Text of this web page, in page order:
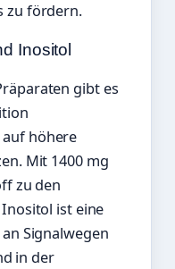
zu fördern.
Inositol
gibt es
höhere
Mit 1400 mg
zu den
ist eine
Signalwegen
in der